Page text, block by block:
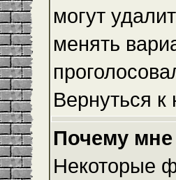
могут
менять
Вернуться к
Почему
Некоторые